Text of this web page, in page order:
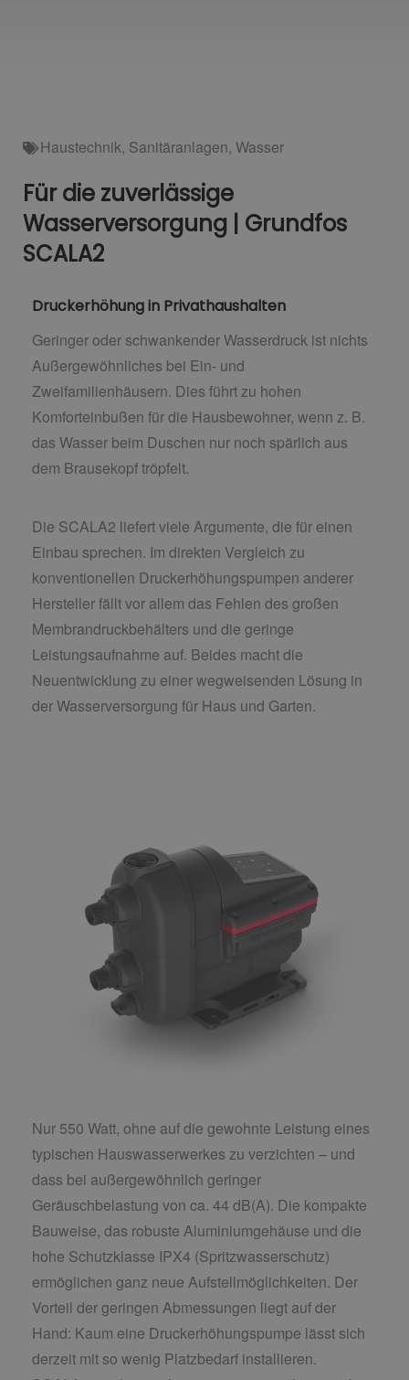
Haustechnik, Sanitäranlagen, Wasser
Für die zuverlässige
Wasserversorgung | Grundfos
SCALA2
Druckerhöhung in Privathaushalten
Geringer oder schwankender Wasserdruck ist nichts
Außergewöhnliches bei Ein- und
Zweifamilienhäusern. Dies führt zu hohen
Komforteinbußen für die Hausbewohner, wenn z. B.
das Wasser beim Duschen nur noch spärlich aus
dem Brausekopf tröpfelt.
Die SCALA2 liefert viele Argumente, die für einen
Einbau sprechen. Im direkten Vergleich zu
konventionellen Druckerhöhungspumpen anderer
Hersteller fällt vor allem das Fehlen des großen
Membrandruckbehälters und die geringe
Leistungsaufnahme auf. Beides macht die
Neuentwicklung zu einer wegweisenden Lösung in
der Wasserversorgung für Haus und Garten.
Nur 550 Watt, ohne auf die gewohnte Leistung eines
typischen Hauswasserwerkes zu verzichten – und
dass bei außergewöhnlich geringer
Geräuschbelastung von ca. 44 dB(A). Die kompakte
Bauweise, das robuste Aluminiumgehäuse und die
hohe Schutzklasse IPX4 (Spritzwasserschutz)
ermöglichen ganz neue Aufstellmöglichkeiten. Der
Vorteil der geringen Abmessungen liegt auf der
Hand: Kaum eine Druckerhöhungspumpe lässt sich
derzeit mit so wenig Platzbedarf installieren.